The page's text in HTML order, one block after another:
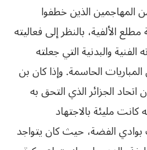
المهاجمين الذين خطفوا
الألفية، بالنظر إلى فعاليته
والبدنية التي جعلته
الحاسمة. وإذا كان بن
الجزائر الذي التحق به
كانت مليئة بالاجتهاد
بوادي الفضة، حيث كان يتواجد